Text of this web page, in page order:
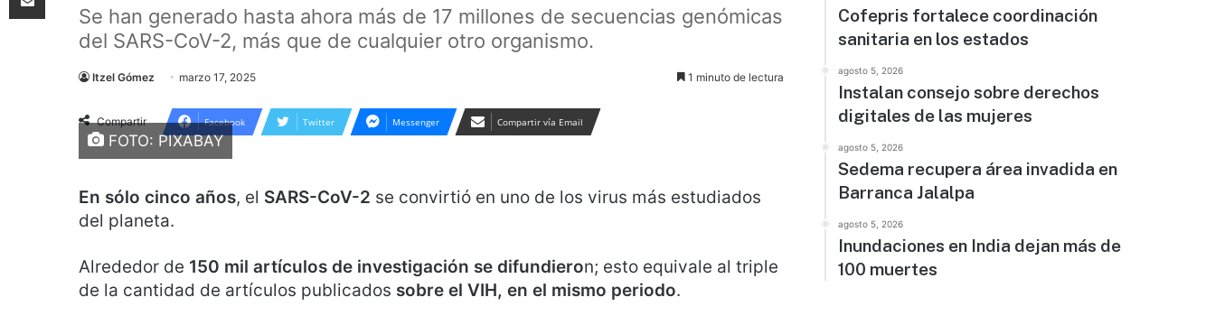
Se han generado hasta ahora más de 17 millones de secuencias genómicas
del SARS-CoV-2, más que de cualquier otro organismo.
Itzel Gómez marzo 17, 2025 1 minuto de lectura
Compartir Facebook Twitter Messenger Compartir vía Email
FOTO: PIXABAY
En sólo cinco años, el SARS-CoV-2 se convirtió en uno de los virus más estudiados
del planeta.
Alrededor de 150 mil artículos de investigación se difundieron; esto equivale al triple
de la cantidad de artículos publicados sobre el VIH, en el mismo periodo.
Cofepris fortalece coordinación
sanitaria en los estados
agosto 5, 2026
Instalan consejo sobre derechos
digitales de las mujeres
agosto 5, 2026
Sedema recupera área invadida en
Barranca Jalalpa
agosto 5, 2026
Inundaciones en India dejan más de
100 muertes